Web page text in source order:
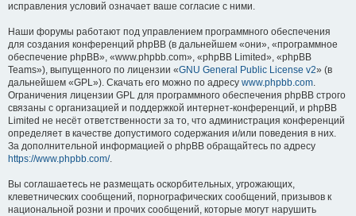
исправления условий означает ваше согласие с ними.
Наши форумы работают под управлением программного обеспечения
для создания конференций phpBB (в дальнейшем «они», «программное
обеспечение phpBB», «www.phpbb.com», «phpBB Limited», «phpBB
Teams»), выпущенного по лицензии «GNU General Public License v2» (в
дальнейшем «GPL»). Скачать его можно по адресу www.phpbb.com.
Ограничения лицензии GPL для программного обеспечения phpBB строго
связаны с организацией и поддержкой интернет-конференций, и phpBB
Limited не несёт ответственности за то, что администрация конференций
определяет в качестве допустимого содержания и/или поведения в них.
За дополнительной информацией о phpBB обращайтесь по адресу
https://www.phpbb.com/.
Вы соглашаетесь не размещать оскорбительных, угрожающих,
клеветнических сообщений, порнографических сообщений, призывов к
национальной розни и прочих сообщений, которые могут нарушить